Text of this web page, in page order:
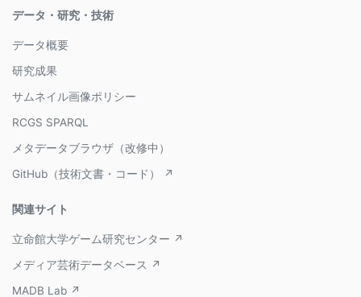
データ・研究・技術
データ概要
研究成果
サムネイル画像ポリシー
RCGS SPARQL
メタデータブラウザ（改修中）
GitHub（技術文書・コード） ↗
関連サイト
立命館大学ゲーム研究センター ↗
メディア芸術データベース ↗
MADB Lab ↗